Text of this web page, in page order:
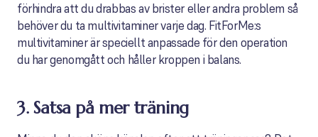
förhindra att du drabbas av brister eller andra problem så
behöver du ta multivitaminer varje dag. FitForMe:s
multivitaminer är speciellt anpassade för den operation
du har genomgått och håller kroppen i balans.
3. Satsa på mer träning